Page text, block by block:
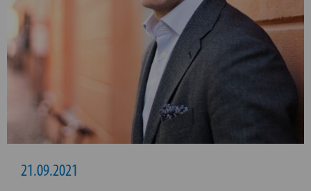
21.09.2021